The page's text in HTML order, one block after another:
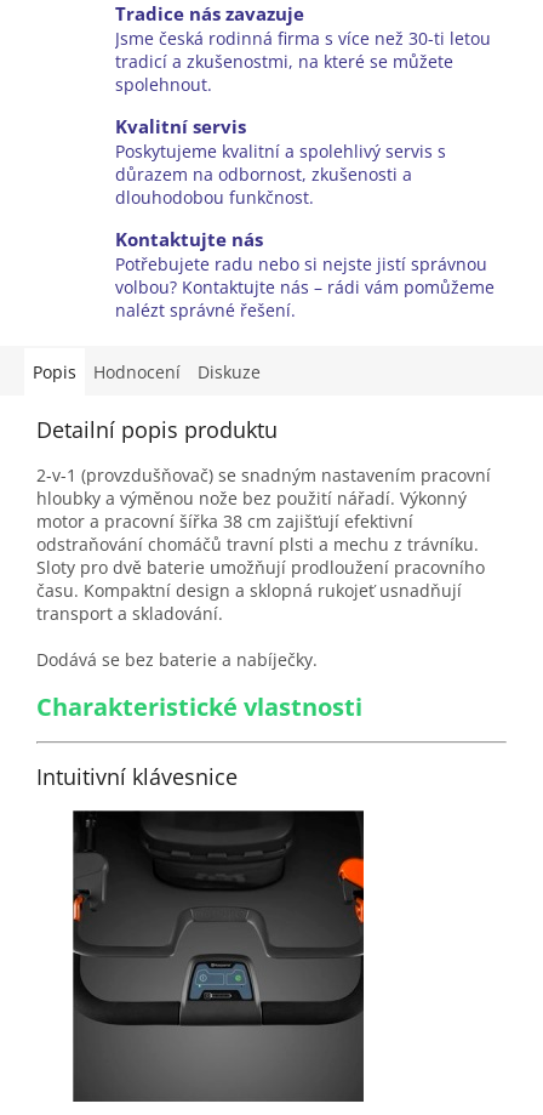
Tradice nás zavazuje
Jsme česká rodinná firma s více než 30-ti letou
tradicí a zkušenostmi, na které se můžete
spolehnout.
Kvalitní servis
Poskytujeme kvalitní a spolehlivý servis s
důrazem na odbornost, zkušenosti a
dlouhodobou funkčnost.
Kontaktujte nás
Potřebujete radu nebo si nejste jistí správnou
volbou? Kontaktujte nás – rádi vám pomůžeme
nalézt správné řešení.
Popis Hodnocení Diskuze
Detailní popis produktu
2-v-1 (provzdušňovač) se snadným nastavením pracovní
hloubky a výměnou nože bez použití nářadí. Výkonný
motor a pracovní šířka 38 cm zajišťují efektivní
odstraňování chomáčů travní plsti a mechu z trávníku.
Sloty pro dvě baterie umožňují prodloužení pracovního
času. Kompaktní design a sklopná rukojeť usnadňují
transport a skladování.
Dodává se bez baterie a nabíječky.
Charakteristické vlastnosti
Intuitivní klávesnice